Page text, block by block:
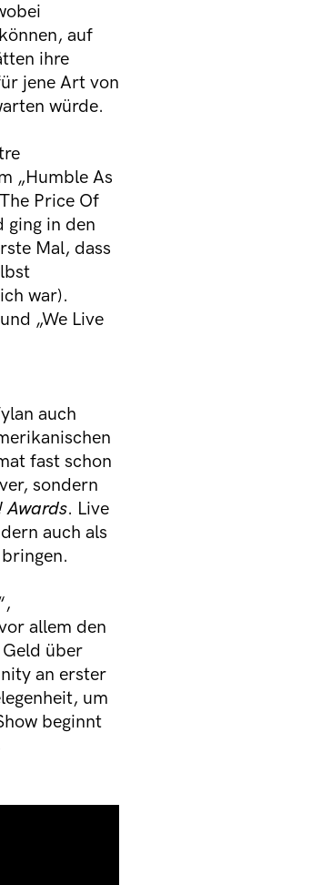
auf
ihre
jene Art von
würde.
„Humble As
Price Of
ging in den
Mal, dass
war).
„We Live
auch
fast schon
sondern
Awards. Live
auch als
allem den
Geld über
an erster
um
beginnt